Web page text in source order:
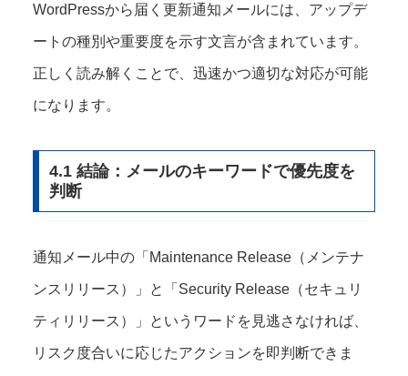
WordPressから届く更新通知メールには、アップデ
ートの種別や重要度を示す文言が含まれています。
正しく読み解くことで、迅速かつ適切な対応が可能
になります。
4.1 結論：メールのキーワードで優先度を
判断
通知メール中の「Maintenance Release（メンテナ
ンスリリース）」と「Security Release（セキュリ
ティリリース）」というワードを見逃さなければ、
リスク度合いに応じたアクションを即判断できま